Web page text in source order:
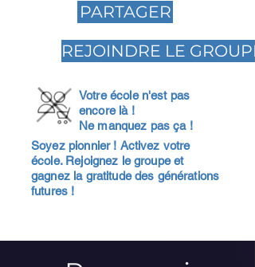
PARTAGER
REJOINDRE LE GROUPE
Votre école n'est pas
encore là !
Ne manquez pas ça !
Soyez pionnier ! Activez votre
école. Rejoignez le groupe et
gagnez la gratitude des générations
futures !